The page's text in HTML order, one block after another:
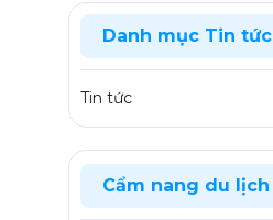
Danh mục Tin tức
Tin tức
Cẩm nang du lịch